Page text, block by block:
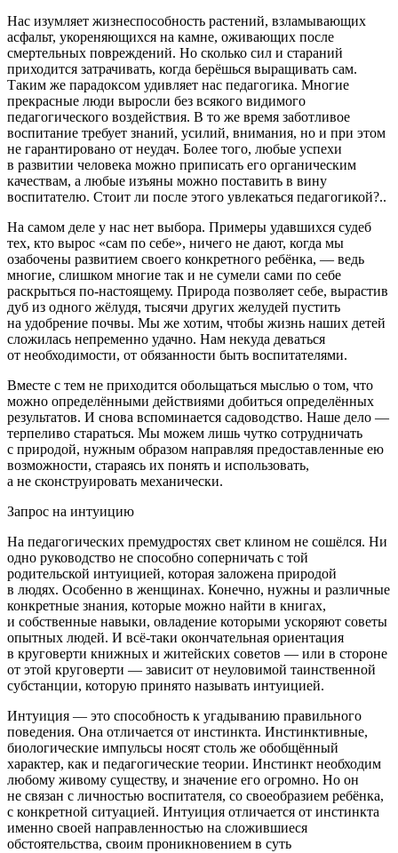
Нас изумляет жизнеспособность растений, взламывающих
асфальт, укореняющихся на камне, оживающих после
смертельных повреждений. Но сколько сил и стараний
приходится затрачивать, когда берёшься выращивать сам.
Таким же парадоксом удивляет нас педагогика. Многие
прекрасные люди выросли без всякого видимого
педагогического воздействия. В то же время заботливое
воспитание требует знаний, усилий, внимания, но и при этом
не гарантировано от неудач. Более того, любые успехи
в развитии человека можно приписать его органическим
качествам, а любые изъяны можно поставить в вину
воспитателю. Стоит ли после этого увлекаться педагогикой?..
На самом деле у нас нет выбора. Примеры удавшихся судеб
тех, кто вырос «сам по себе», ничего не дают, когда мы
озабочены развитием своего конкретного ребёнка, — ведь
многие, слишком многие так и не сумели сами по себе
раскрыться по-настоящему. Природа позволяет себе, вырастив
дуб из одного жёлудя, тысячи других желудей пустить
на удобрение почвы. Мы же хотим, чтобы жизнь наших детей
сложилась непременно удачно. Нам некуда деваться
от необходимости, от обязанности быть воспитателями.
Вместе с тем не приходится обольщаться мыслью о том, что
можно определёнными действиями добиться определённых
результатов. И снова вспоминается садоводство. Наше дело —
терпеливо стараться. Мы можем лишь чутко сотрудничать
с природой, нужным образом направляя предоставленные ею
возможности, стараясь их понять и использовать,
а не сконструировать механически.
Запрос на интуицию
На педагогических премудростях свет клином не сошёлся. Ни
одно руководство не способно соперничать с той
родительской интуицией, которая заложена природой
в людях. Особенно в женщинах. Конечно, нужны и различные
конкретные знания, которые можно найти в книгах,
и собственные навыки, овладение которыми ускоряют советы
опытных людей. И всё-таки окончательная ориентация
в круговерти книжных и житейских советов — или в стороне
от этой круговерти — зависит от неуловимой таинственной
субстанции, которую принято называть интуицией.
Интуиция — это способность к угадыванию правильного
поведения. Она отличается от инстинкта. Инстинктивные,
биологические импульсы носят столь же обобщённый
характер, как и педагогические теории. Инстинкт необходим
любому живому существу, и значение его огромно. Но он
не связан с личностью воспитателя, со своеобразием ребёнка,
с конкретной ситуацией. Интуиция отличается от инстинкта
именно своей направленностью на сложившиеся
обстоятельства, своим проникновением в суть